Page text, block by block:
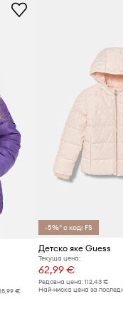
€
-5%* с код: FS
Детско яке Guess
Текуща цена:
62,99 €
Редовна цена: 112,43 €
Най-ниска цена за